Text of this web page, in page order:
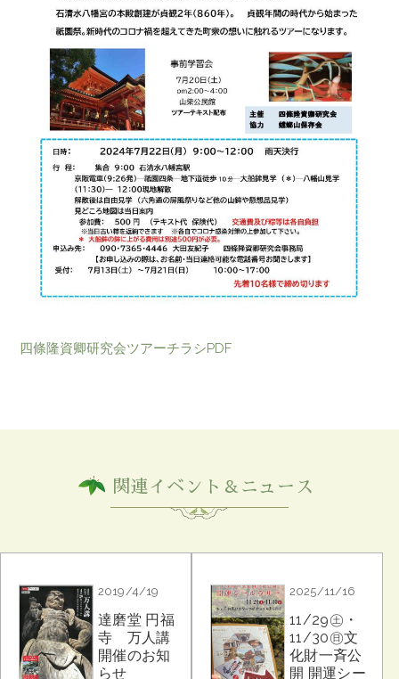
四條隆資卿研究会ツアーチラシPDF
関連イベント＆ニュース
2019/4/19
達磨堂 円福
寺 万人講
開催のお知
らせ
2025/11/16
11/29㊏・
11/30㊐文
化財一斉公
開 開運シー